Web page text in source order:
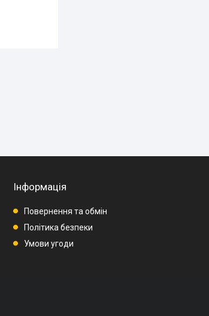
Інформація
Повернення та обмін
Політика безпеки
Умови угоди